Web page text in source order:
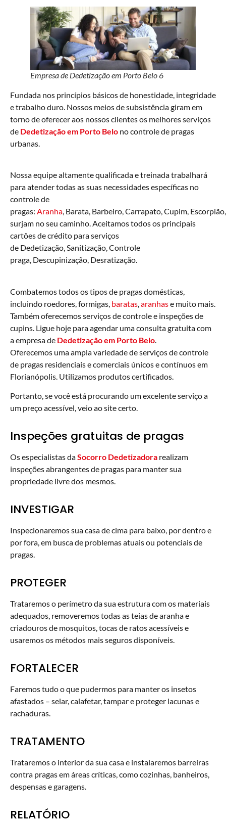
Empresa de Dedetização em Porto Belo 6
Fundada nos princípios básicos de honestidade, integridade
e trabalho duro. Nossos meios de subsistência giram em
torno de oferecer aos nossos clientes os melhores serviços
de Dedetização em Porto Belo no controle de pragas
urbanas.
Nossa equipe altamente qualificada e treinada trabalhará
para atender todas as suas necessidades específicas no
controle de
pragas: Aranha, Barata, Barbeiro, Carrapato, Cupim,
surjam no seu caminho. Aceitamos todos os principais
cartões de crédito para serviços
de Dedetização, Sanitização, Controle
praga, Descupinização, Desratização.
Combatemos todos os tipos de pragas domésticas,
incluindo roedores, formigas, baratas aranhase muito mais.
Também oferecemos serviços de controle e inspeções de
cupins. Ligue hoje para agendar uma consulta gratuita com
a empresa de Dedetização em Porto Belo
Oferecemos uma ampla variedade de serviços de controle
de pragas residenciais e comerciais únicos e contínuos em
Florianópolis. Utilizamos produtos certificados.
Portanto, se você está procurando um excelente serviço a
um preço acessível, veio ao site certo.
Inspeções gratuitas de pragas
Os especialistas daSocorro Dedetizadora realizam
inspeções abrangentes de pragas para manter sua
propriedade livre dos mesmos.
INVESTIGAR
Inspecionaremos sua casa de cima para baixo, por dentro e
por fora, em busca de problemas atuais ou potenciais de
pragas.
PROTEGER
Trataremos o perímetro da sua estrutura com os materiais
adequados, removeremos todas as teias de aranha e
criadouros de mosquitos, tocas de ratos acessíveis e
usaremos os métodos mais seguros disponíveis.
FORTALECER
Faremos tudo o que pudermos para manter os insetos
afastados – selar, calafetar, tampar e proteger lacunas e
rachaduras.
TRATAMENTO
Trataremos o interior da sua casa e instalaremos barreiras
contra pragas em áreas críticas, como cozinhas, banheiros,
despensas e garagens.
RELATÓRIO